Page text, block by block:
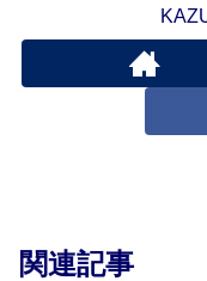
関連記事